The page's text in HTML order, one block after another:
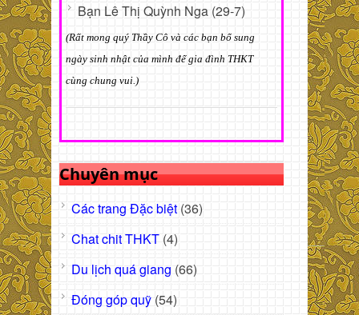
Bạn Lê Thị Quỳnh Nga (29-7)
(Rất mong quý Thầy Cô và các bạn bổ sung
ngày sinh nhật của mình để gia đình THKT
cùng chung vui.)
Chuyên mục
Các trang Đặc biệt (36)
Chat chit THKT (4)
Du lịch quá giang (66)
Đóng góp quỹ (54)